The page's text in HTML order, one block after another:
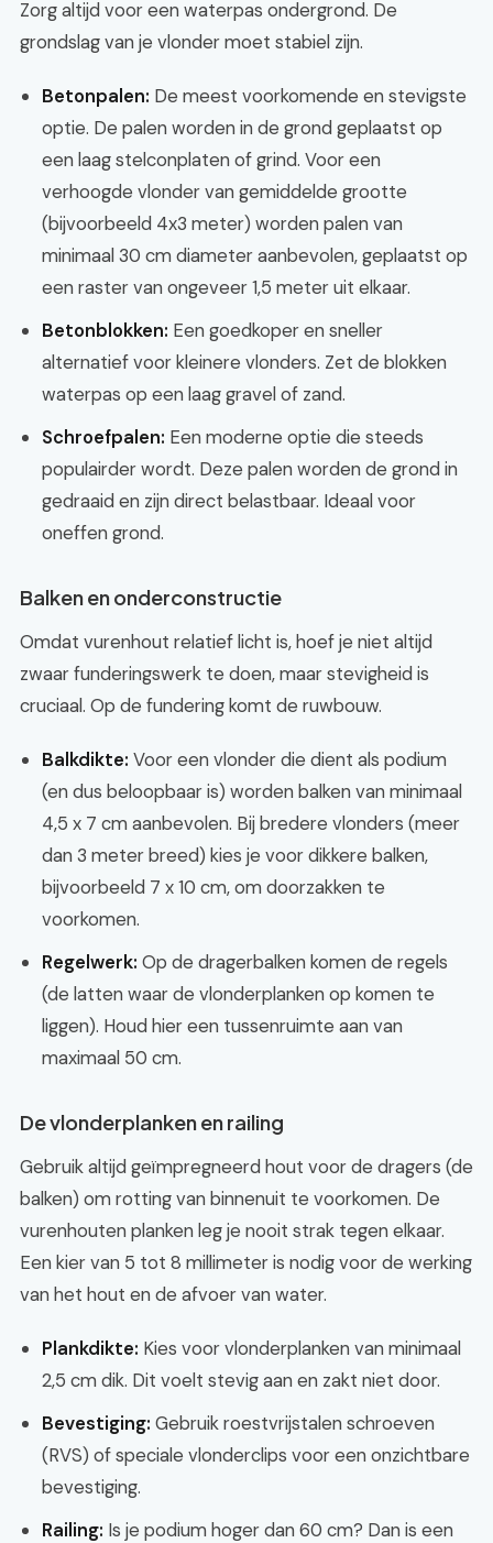
Zorg altijd voor een waterpas ondergrond. De
grondslag van je vlonder moet stabiel zijn.
Betonpalen: De meest voorkomende en stevigste
optie. De palen worden in de grond geplaatst op
een laag stelconplaten of grind. Voor een
verhoogde vlonder van gemiddelde grootte
(bijvoorbeeld 4x3 meter) worden palen van
minimaal 30 cm diameter aanbevolen, geplaatst op
een raster van ongeveer 1,5 meter uit elkaar.
Betonblokken: Een goedkoper en sneller
alternatief voor kleinere vlonders. Zet de blokken
waterpas op een laag gravel of zand.
Schroefpalen: Een moderne optie die steeds
populairder wordt. Deze palen worden de grond in
gedraaid en zijn direct belastbaar. Ideaal voor
oneffen grond.
Balken en onderconstructie
Omdat vurenhout relatief licht is, hoef je niet altijd
zwaar funderingswerk te doen, maar stevigheid is
cruciaal. Op de fundering komt de ruwbouw.
Balkdikte: Voor een vlonder die dient als podium
(en dus beloopbaar is) worden balken van minimaal
4,5 x 7 cm aanbevolen. Bij bredere vlonders (meer
dan 3 meter breed) kies je voor dikkere balken,
bijvoorbeeld 7 x 10 cm, om doorzakken te
voorkomen.
Regelwerk: Op de dragerbalken komen de regels
(de latten waar de vlonderplanken op komen te
liggen). Houd hier een tussenruimte aan van
maximaal 50 cm.
De vlonderplanken en railing
Gebruik altijd geïmpregneerd hout voor de dragers (de
balken) om rotting van binnenuit te voorkomen. De
vurenhouten planken leg je nooit strak tegen elkaar.
Een kier van 5 tot 8 millimeter is nodig voor de werking
van het hout en de afvoer van water.
Plankdikte: Kies voor vlonderplanken van minimaal
2,5 cm dik. Dit voelt stevig aan en zakt niet door.
Bevestiging: Gebruik roestvrijstalen schroeven
(RVS) of speciale vlonderclips voor een onzichtbare
bevestiging.
Railing: Is je podium hoger dan 60 cm? Dan is een